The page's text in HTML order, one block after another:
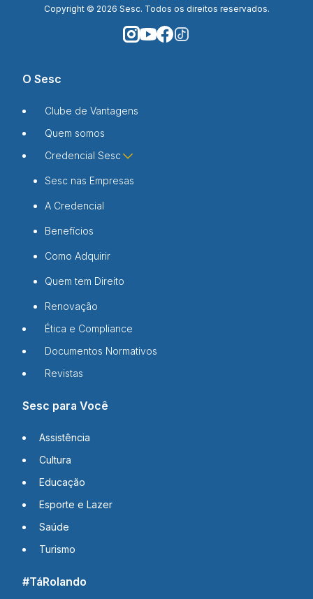
Copyright © 2026 Sesc. Todos os direitos reservados.
O Sesc
Clube de Vantagens
Quem somos
Credencial Sesc
Sesc nas Empresas
A Credencial
Benefícios
Como Adquirir
Quem tem Direito
Renovação
Ética e Compliance
Documentos Normativos
Revistas
Sesc para Você
Assistência
Cultura
Educação
Esporte e Lazer
Saúde
Turismo
#TáRolando